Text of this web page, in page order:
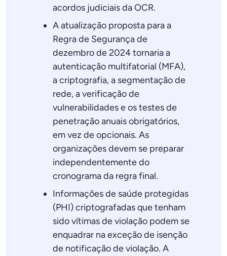
acordos judiciais da OCR.
A atualização proposta para a
Regra de Segurança de
dezembro de 2024 tornaria a
autenticação multifatorial (MFA),
a criptografia, a segmentação de
rede, a verificação de
vulnerabilidades e os testes de
penetração anuais obrigatórios,
em vez de opcionais. As
organizações devem se preparar
independentemente do
cronograma da regra final.
Informações de saúde protegidas
(PHI) criptografadas que tenham
sido vítimas de violação podem se
enquadrar na exceção de isenção
de notificação de violação. A